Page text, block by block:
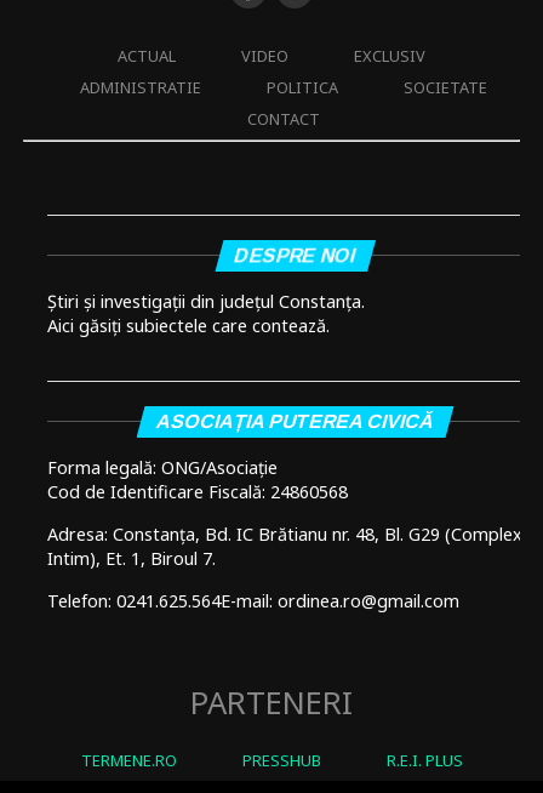
ACTUAL VIDEO
EXCLUSIV
ADMINISTRATIE
POLITICA
SOCIETATE
CONTACT
DESPRE NOI
Știri și investigații din județul Constanța.
Aici găsiți subiectele care contează.
ASOCIAȚIA PUTEREA CIVICĂ
Forma legală: ONG/Asociație
Cod de Identificare Fiscală: 24860568
Adresa: Constanța, Bd. IC Brătianu nr. 48, Bl. G29 (Complex
Intim), Et. 1, Biroul 7.
Telefon: 0241.625.564E-mail: ordinea.ro@gmail.com
PARTENERI
TERMENE.RO PRESSHUB R.E.I. PLUS